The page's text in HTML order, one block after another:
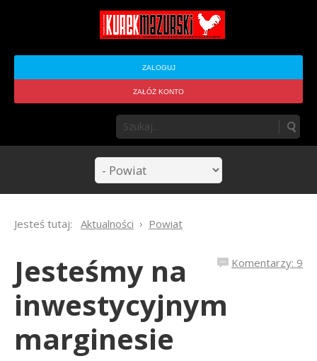
ZALOGUJ
ZAŁÓŻ KONTO
Jesteś tutaj: Aktualności Powiat
Komentarzy: 9
Jesteśmy na
inwestycyjnym
marginesie